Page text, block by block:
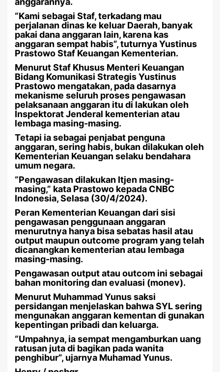
“Kami sebagai Staf, terkadang mau
perjalanan dinas ke keluar Daerah, banyak
pakai dana anggaran lain, karena kas
anggaran sempat habis”, tuturnya Yustinus
Prastowo Staf Keuangan Kementerian.
Menurut Staf Khusus Menteri Keuangan
Bidang Komunikasi Strategis Yustinus
Prastowo mengatakan, pada dasarnya
mekanisme seluruh proses pengawasan
pelaksanaan anggaran itu di lakukan oleh
Inspektorat Jenderal kementerian atau
lembaga masing-masing.
Tetapi ia sebagai penjabat penguna
anggaran, sering habis, bukan dilakukan oleh
Kementerian Keuangan selaku bendahara
umum negara.
“Pengawasan dilakukan Itjen masing-
masing,” kata Prastowo kepada CNBC
Indonesia, Selasa (30/4/2024).
Peran Kementerian Keuangan dari sisi
pengawasan penggunaan anggaran
menurutnya hanya bisa sebatas hasil atau
output maupun outcome program yang telah
dicanangkan kementerian atau lembaga
masing-masing.
Pengawasan output atau outcom ini sebagai
bahan monitoring dan evaluasi (monev).
Menurut Muhammad Yunus saksi
persidangan menjelaskan bahwa SYL sering
mengunakan anggaran kementan di gunakan
kepentingan pribadi dan keluarga.
“Umpahnya, ia sempat mengamburkan uang
ratusan juta di bagikan pada wanita
penghibur”, ujarnya Muhamad Yunus.